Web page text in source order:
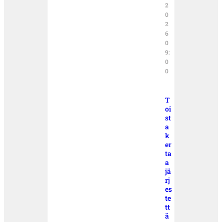
2
0
2
6
0
9:
0
0
T
oi
st
a
k
er
ta
a
jä
rj
es
te
tt
ä